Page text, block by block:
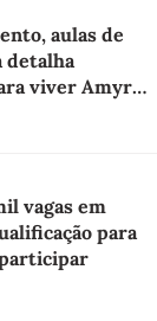
aulas de
detalha
viver Amyr
vagas em
para